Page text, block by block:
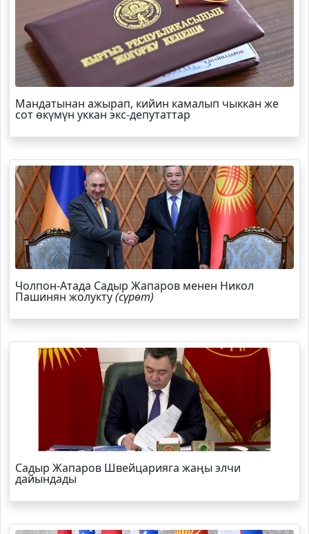
Мандатынан ажырап, кийин камалып чыккан же
сот өкүмүн уккан экс-депутаттар
Чолпон-Атада Садыр Жапаров менен Никол
Пашинян жолукту(сүрөт)
Садыр Жапаров Швейцарияга жаңы элчи
дайындады